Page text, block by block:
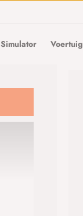
Simulator Voertuig